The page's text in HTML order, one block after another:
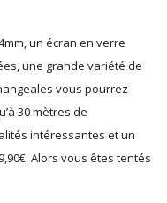
un écran en verre
une grande variété de
vous pourrez
30 mètres de
intéressantes et un
Alors vous êtes tentés